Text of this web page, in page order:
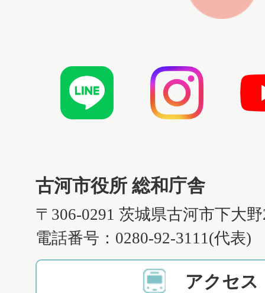
古河市役所 総和庁舎
〒306-0291 茨城県古河市下大
電話番号：0280-92-3111(代表)
アクセス